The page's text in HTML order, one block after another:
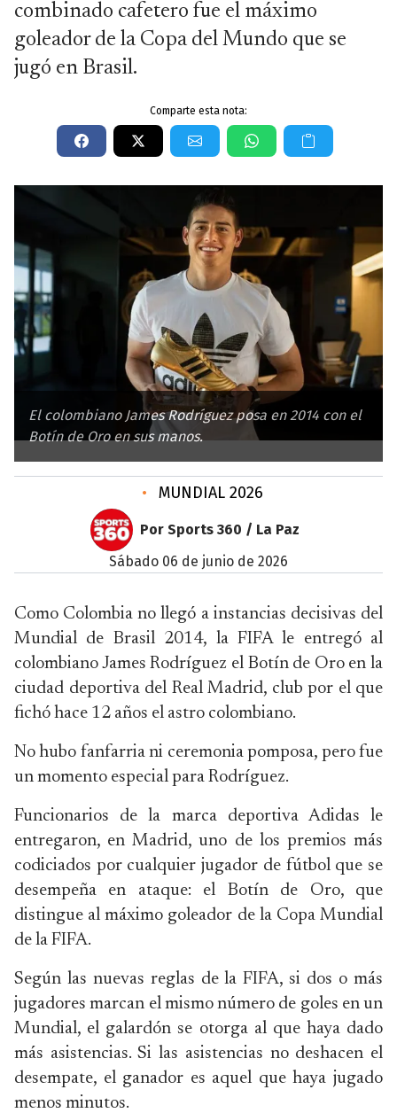
combinado cafetero fue el máximo
goleador de la Copa del Mundo que se
jugó en Brasil.
Comparte esta nota:
El colombiano James Rodríguez posa en 2014 con el
Botín de Oro en sus manos.
• MUNDIAL 2026
Por Sports 360 / La Paz
sábado 06 de junio de 2026
Como Colombia no llegó a instancias decisivas del
Mundial de Brasil 2014, la FIFA le entregó al
colombiano James Rodríguez el Botín de Oro en la
ciudad deportiva del Real Madrid, club por el que
fichó hace 12 años el astro colombiano.
No hubo fanfarria ni ceremonia pomposa, pero fue
un momento especial para Rodríguez.
Funcionarios de la marca deportiva Adidas le
entregaron, en Madrid, uno de los premios más
codiciados por cualquier jugador de fútbol que se
desempeña en ataque: el Botín de Oro, que
distingue al máximo goleador de la Copa Mundial
de la FIFA.
Según las nuevas reglas de la FIFA, si dos o más
jugadores marcan el mismo número de goles en un
Mundial, el galardón se otorga al que haya dado
más asistencias. Si las asistencias no deshacen el
desempate, el ganador es aquel que haya jugado
menos minutos.